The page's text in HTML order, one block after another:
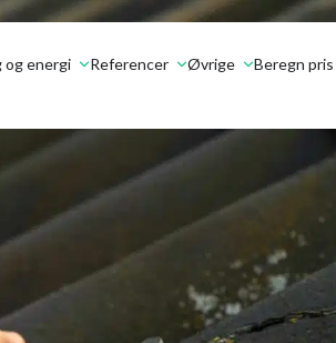
og energi Referencer Øvrige Beregn pris